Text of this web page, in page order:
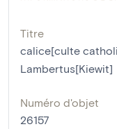
Titre
calice[culte
Lambertus[Kiewit]
Numéro d'objet
26157